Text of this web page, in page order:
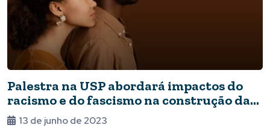
Palestra na USP abordará impactos do
racismo e do fascismo na construção da
memória
13 de junho de 2023